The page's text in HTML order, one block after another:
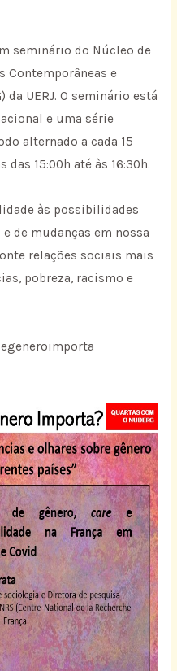
seminário do Núcleo de
Contemporâneas e
da UERJ. O seminário está
e uma série
alternado a cada 15
15:00h até às 16:30h.
às possibilidades
de mudanças em nossa
relações sociais mais
pobreza, racismo e